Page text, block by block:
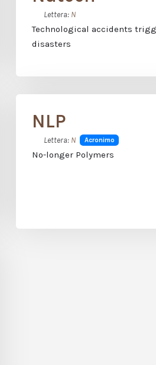
Lettera: N
Technological accidents
disasters
NLP
Lettera: N Acronimo
No-longer Polymers